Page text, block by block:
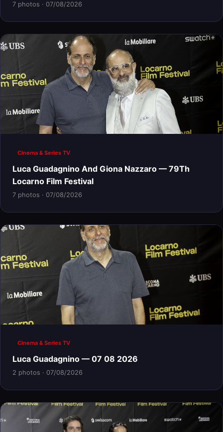
7 photos · 07/08/2026
Cinema & Series TV
Luca Guadagnino And Giona Nazzaro — 79Th
Locarno Film Festival
7 photos · 07/08/2026
Cinema & Series TV
Luca Guadagnino — 07 08 2026
2 photos · 07/08/2026